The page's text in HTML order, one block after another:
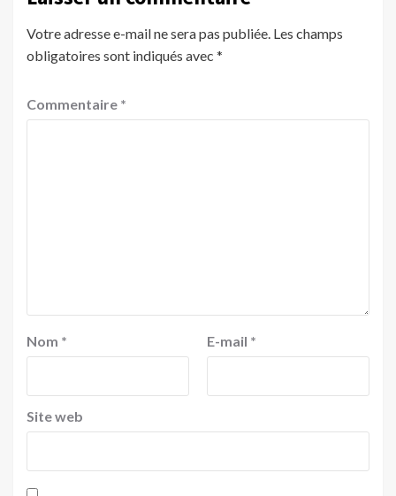
Votre adresse e-mail ne sera pas publiée. Les champs
obligatoires sont indiqués avec *
Commentaire *
Nom * E-mail *
Site web